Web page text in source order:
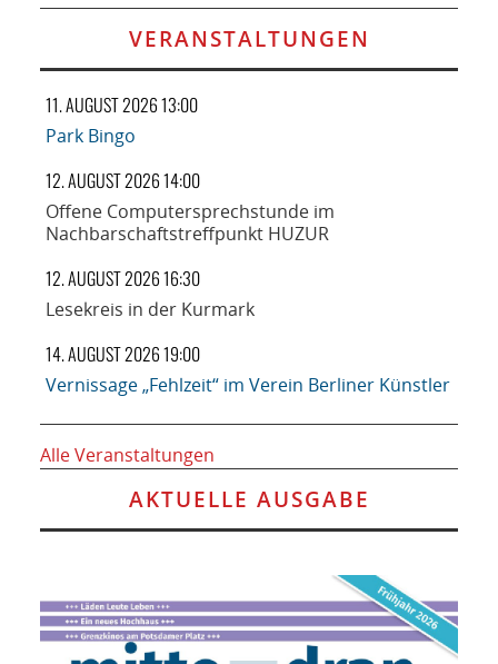
VERANSTALTUNGEN
11. AUGUST 2026 13:00
Park Bingo
12. AUGUST 2026 14:00
Offene Computersprechstunde im
Nachbarschaftstreffpunkt HUZUR
12. AUGUST 2026 16:30
Lesekreis in der Kurmark
14. AUGUST 2026 19:00
Vernissage „Fehlzeit“ im Verein Berliner Künstler
Alle Veranstaltungen
AKTUELLE AUSGABE